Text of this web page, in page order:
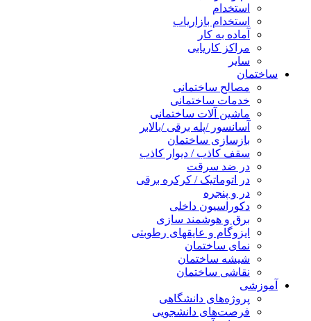
استخدام
استخدام بازاریاب
آماده به کار
مراکز کاریابی
سایر
ساختمان
مصالح ساختمانی
خدمات ساختمانی
ماشین آلات ساختمانی
آسانسور /پله برقی /بالابر
بازسازی ساختمان
سقف کاذب / دیوار کاذب
در ضد سرقت
در اتوماتیک / کرکره برقی
در و پنجره
دکوراسیون داخلی
برق و هوشمند سازی
ایزوگام و عایقهای رطوبتی
نمای ساختمان
شیشه ساختمان
نقاشی ساختمان
آموزشی
پروژه‌های دانشگاهی
فرصت‌های دانشجویی